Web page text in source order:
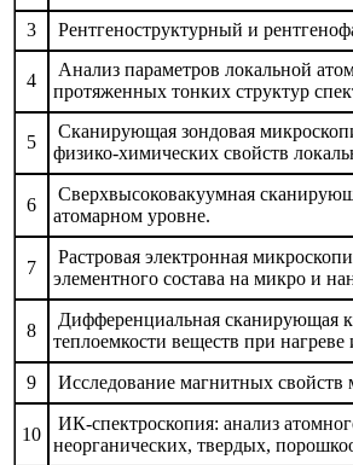
3 Рентгеноструктурный и
4
Анализ параметров локальной
протяженных тонких структур
5
Сканирующая зондовая
физико-химических свойств
6
Сверхвысоковакуумная
атомарном уровне.
7
Растровая электронная
элементного состава на микро и
8
Дифференциальная сканирующая
теплоемкости веществ при
9
Исследование магнитных свойств
10
ИК-спектроскопия: анализ
неорганических, твердых,